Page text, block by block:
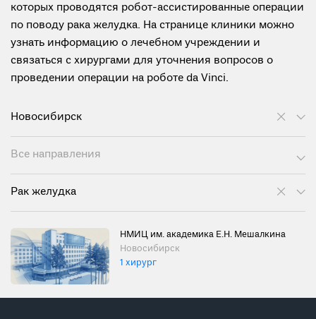
которых проводятся робот-ассистированные операции
по поводу рака желудка. На странице клиники можно
узнать информацию о лечебном учреждении и
связаться с хирургами для уточнения вопросов о
проведении операции на роботе da Vinci.
Новосибирск
Все направления
Рак желудка
НМИЦ им. академика Е.Н. Мешалкина
Новосибирск
1 хирург